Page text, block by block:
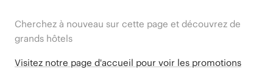
Cherchez à nouveau sur cette page et découvrez de
grands hôtels
Visitez notre page d'accueil pour voir les promotions